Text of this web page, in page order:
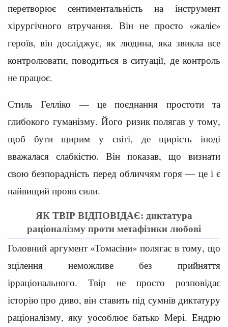
перетворює сентиментальність на інструмент
хірургічного втручання. Він не просто «жаліє»
героїв, він досліджує, як людина, яка звикла все
контролювати, поводиться в ситуації, де контроль
не працює.
Стиль Гелліко — це поєднання простоти та
глибокого гуманізму. Його ризик полягав у тому,
щоб бути щирим у світі, де щирість іноді
вважалася слабкістю. Він показав, що визнати
свою безпорадність перед обличчям горя — це і є
найвищий прояв сили.
ЯК ТВІР ВІДПОВІДАЄ: диктатура
раціоналізму проти метафізики любові
Головний аргумент «Томасіни» полягає в тому, що
зцілення неможливе без прийняття
ірраціонального. Твір не просто розповідає
історію про диво, він ставить під сумнів диктатуру
раціоналізму, яку уособлює батько Мері. Ендрю